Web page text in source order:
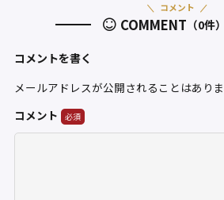
COMMENT （0件）
コメント
コメントを書く
メールアドレスが公開されることはありま
コメント